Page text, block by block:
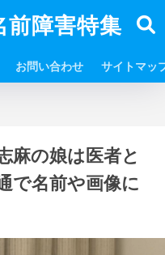
前障害特集
お問い合わせ サイトマッ
麻の娘は医者と
で名前や画像に